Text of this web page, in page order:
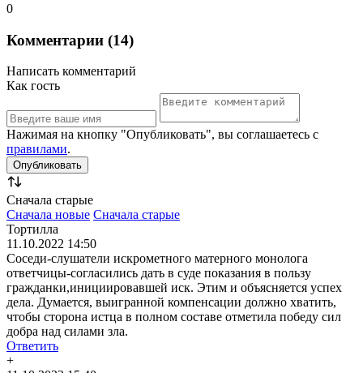
0
Комментарии (14)
Написать комментарий
Как гость
Нажимая на кнопку "Опубликовать", вы соглашаетесь с
правилами.
Сначала старые
Сначала новые Сначала старые
Тортилла
11.10.2022 14:50
Соседи-слушатели искрометного матерного монолога
ответчицы-согласились дать в суде показания в пользу
гражданки,инициировавшей иск. Этим и объясняется успех
дела. Думается, выигранной компенсации должно хватить,
чтобы сторона истца в полном составе отметила победу сил
добра над силами зла.
Ответить
+